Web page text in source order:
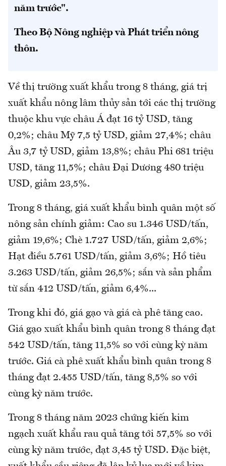
năm trước".
Theo Bộ Nông nghiệp và Phát triển nông
thôn.
Về thị trường xuất khẩu trong 8 tháng, giá trị
xuất khẩu nông lâm thủy sản tới các thị trường
thuộc khu vực châu Á đạt 16 tỷ USD, tăng
0,2%; châu Mỹ 7,5 tỷ USD, giảm 27,4%; châu
Âu 3,7 tỷ USD, giảm 13,8%; châu Phi 681 triệu
USD, tăng 11,5%; châu Đại Dương 480 triệu
USD, giảm 23,5%.
Trong 8 tháng, giá xuất khẩu bình quân một số
nông sản chính giảm: Cao su 1.346 USD/tấn,
giảm 19,6%; Chè 1.727 USD/tấn, giảm 2,6%;
Hạt điều 5.761 USD/tấn, giảm 3,6%; Hồ tiêu
3.263 USD/tấn, giảm 26,5%; sắn và sản phẩm
từ sắn 412 USD/tấn, giảm 6,4%...
Trong khi đó, giá gạo và giá cà phê tăng cao.
Giá gạo xuất khẩu bình quân trong 8 tháng đạt
542 USD/tấn, tăng 11,5% so với cùng kỳ năm
trước. Giá cà phê xuất khẩu bình quân trong 8
tháng đạt 2.455 USD/tấn, tăng 8,5% so với
cùng kỳ năm trước.
Trong 8 tháng năm 2023 chứng kiến kim
ngạch xuất khẩu rau quả tăng tới 57,5% so với
cùng kỳ năm trước, đạt 3,45 tỷ USD. Đặc biệt,